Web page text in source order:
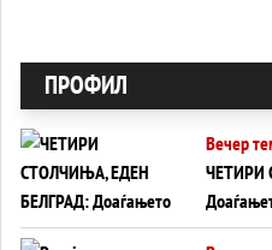
ПРОФИЛ
Вечер
ЧЕТИРИ
тајните